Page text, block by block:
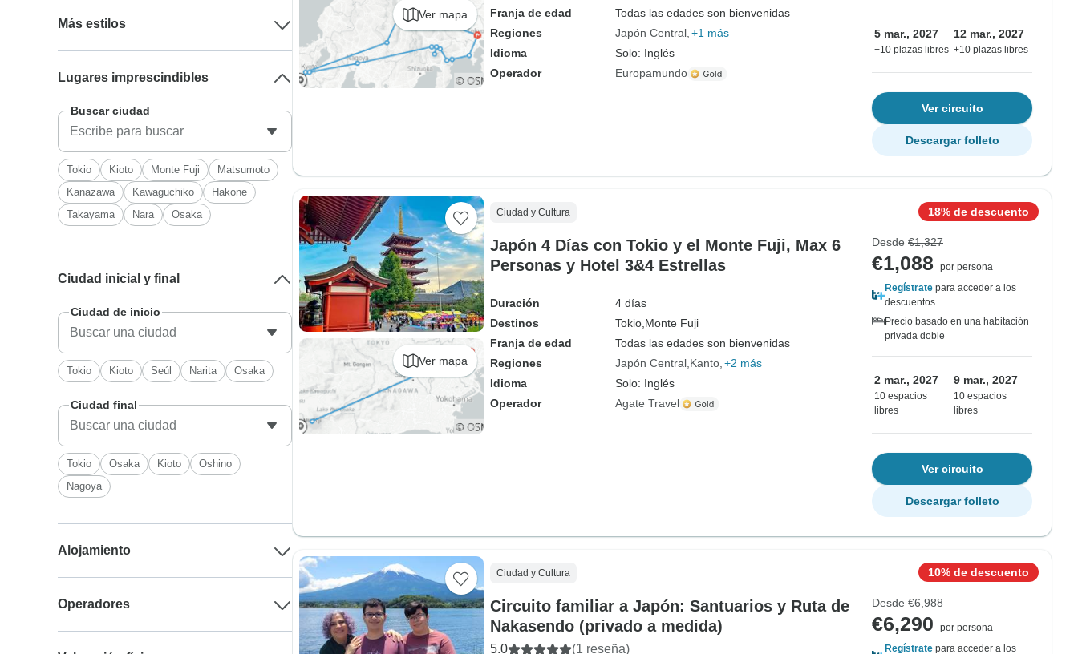
Ver mapa
Franja de edad
Todas las edades son bienvenidas
Regiones
Japón Central +1 más
Idioma
Solo: Inglés
Operador
Europamundo
5 mar., 2027
+10 plazas libres
12 mar., 2027
+10 plazas libres
Ver circuito
Descargar folleto
Ver mapa
Ciudad y Cultura
Japón 4 Días con Tokio y el Monte Fuji, Max 6
Personas y Hotel 3&4 Estrellas
Duración
4 días
Destinos
Tokio, Monte Fuji
Franja de edad
Todas las edades son bienvenidas
Regiones
Japón Central Kanto +2 más
Idioma
Solo: Inglés
Operador
Agate Travel
18% de descuento
Desde €1,327
€1,088
por persona
Regístrate para acceder a los
descuentos
Precio basado en una habitación
privada doble
2 mar., 2027
10 espacios
libres
9 mar., 2027
10 espacios
libres
Ver circuito
Descargar folleto
Ciudad y Cultura
Circuito familiar a Japón: Santuarios y Ruta de
Nakasendo (privado a medida)
5.0 (1 reseña)
10% de descuento
Desde €6,988
€6,290
por persona
Regístrate para acceder a los
Más estilos
Lugares imprescindibles
Buscar ciudad
Tokio Kioto Monte Fuji
Matsumoto
Kanazawa
Kawaguchiko
Hakone
Takayama
Nara Osaka
Ciudad inicial y final
Ciudad de inicio
Tokio Kioto Seúl Narita Osaka
Ciudad final
Tokio Osaka Kioto
Oshino
Nagoya
Alojamiento
Operadores